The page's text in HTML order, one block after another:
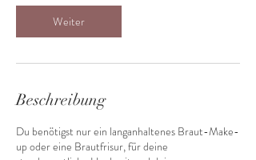
M
n
Weiter
Beschreibung
Du benötigst nur ein langanhaltenes Braut-Make-
up oder eine Brautfrisur, für deine